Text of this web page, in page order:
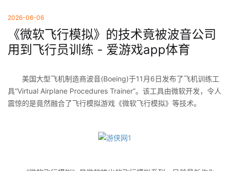
2026-06-06
《微软飞行模拟》的技术竟被波音公司
用到飞行员训练 - 爱游戏app体育
美国大型飞机制造商波音(Boeing)于11月6日发布了飞机训练工
具“Virtual Airplane Procedures Trainer”。该工具由微软开发，令人
震惊的是竟然融合了飞行模拟游戏《微软飞行模拟》等技术。